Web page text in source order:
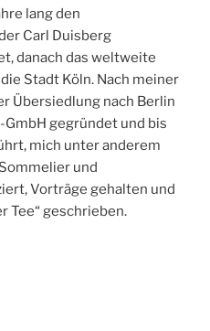
lang den
Carl Duisberg
danach das weltweite
Stadt Köln. Nach meiner
Übersiedlung nach Berlin
gegründet und bis
mich unter anderem
und
Vorträge gehalten und
Tee“ geschrieben.